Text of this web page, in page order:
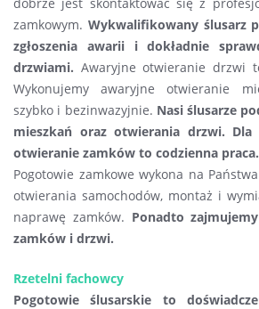
zamkowym. Wykwalifikowany ślusarz
zgłoszenia awarii i dokładnie
drzwiami. Awaryjne otwieranie drzwi
Wykonujemy awaryjne otwieranie
szybko i bezinwazyjnie. Nasi ślusarze
mieszkań oraz otwierania drzwi. Dla
otwieranie zamków to codzienna praca.
Pogotowie zamkowe wykona na
otwierania samochodów, montaż i
naprawę zamków. Ponadto
zamków i drzwi.
Rzetelni fachowcy
Pogotowie ślusarskie to